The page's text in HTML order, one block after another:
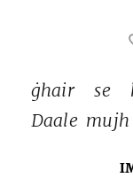
ġhair se
Daale mujh